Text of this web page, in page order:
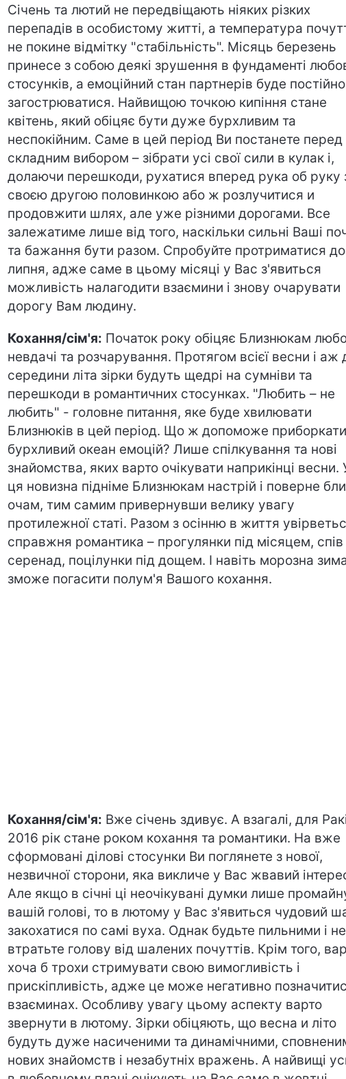
Січень та лютий не передвіщають ніяких різких
перепадів в особистому житті, а температура
не покине відмітку "стабільність". Місяць березень
принесе з собою деякі зрушення в фундаменті
стосунків, а емоційний стан партнерів буде постійно
загострюватися. Найвищою точкою кипіння стане
квітень, який обіцяє бути дуже бурхливим та
неспокійним. Саме в цей період Ви постанете перед
складним вибором – зібрати усі свої сили в кулак і,
долаючи перешкоди, рухатися вперед рука об руку
своєю другою половинкою або ж розлучитися и
продовжити шлях, але уже різними дорогами. Все
залежатиме лише від того, наскільки сильні Ваші
та бажання бути разом. Спробуйте протриматися до
липня, адже саме в цьому місяці у Вас з'явиться
можливість налагодити взаємини і знову очарувати
дорогу Вам людину.
Кохання/сім'я: Початок року обіцяє Близнюкам
невдачі та розчарування. Протягом всієї весни і аж
середини літа зірки будуть щедрі на сумніви та
перешкоди в романтичних стосунках. "Любить – не
любить" - головне питання, яке буде хвилювати
Близнюків в цей період. Що ж допоможе приборкати
бурхливий океан емоцій? Лише спілкування та нові
знайомства, яких варто очікувати наприкінці весни.
ця новизна підніме Близнюкам настрій і поверне
очам, тим самим привернувши велику увагу
протилежної статі. Разом з осінню в життя
справжня романтика – прогулянки під місяцем, спів
серенад, поцілунки під дощем. І навіть морозна
зможе погасити полум'я Вашого кохання.
Кохання/сім'я: Вже січень здивує. А взагалі, для
2016 рік стане роком кохання та романтики. На вже
сформовані ділові стосунки Ви поглянете з нової,
незвичної сторони, яка викличе у Вас жвавий
Але якщо в січні ці неочікувані думки лише
вашій голові, то в лютому у Вас з'явиться чудовий
закохатися по самі вуха. Однак будьте пильними і не
втратьте голову від шалених почуттів. Крім того,
хоча б трохи стримувати свою вимогливість і
прискіпливість, адже це може негативно
взаєминах. Особливу увагу цьому аспекту варто
звернути в лютому. Зірки обіцяють, що весна и літо
будуть дуже насиченими та динамічними,
нових знайомств і незабутніх вражень. А найвищі